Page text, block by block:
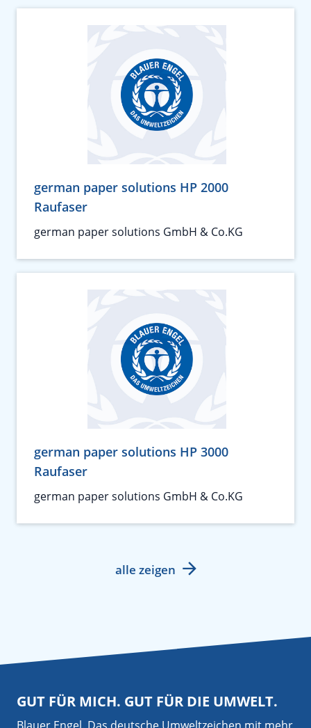
german paper solutions HP 2000
Raufaser
german paper solutions GmbH & Co.KG
german paper solutions HP 3000
Raufaser
german paper solutions GmbH & Co.KG
alle zeigen
GUT FÜR MICH. GUT FÜR DIE UMWELT.